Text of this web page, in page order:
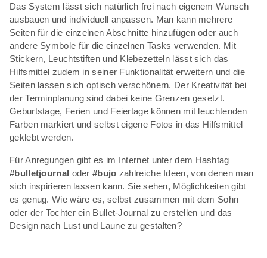
Das System lässt sich natürlich frei nach eigenem Wunsch
ausbauen und individuell anpassen. Man kann mehrere
Seiten für die einzelnen Abschnitte hinzufügen oder auch
andere Symbole für die einzelnen Tasks verwenden. Mit
Stickern, Leuchtstiften und Klebezetteln lässt sich das
Hilfsmittel zudem in seiner Funktionalität erweitern und die
Seiten lassen sich optisch verschönern. Der Kreativität bei
der Terminplanung sind dabei keine Grenzen gesetzt.
Geburtstage, Ferien und Feiertage können mit leuchtenden
Farben markiert und selbst eigene Fotos in das Hilfsmittel
geklebt werden.
Für Anregungen gibt es im Internet unter dem Hashtag
#bulletjournal oder#bujo zahlreiche Ideen, von denen man
sich inspirieren lassen kann. Sie sehen, Möglichkeiten gibt
es genug. Wie wäre es, selbst zusammen mit dem Sohn
oder der Tochter ein Bullet-Journal zu erstellen und das
Design nach Lust und Laune zu gestalten?